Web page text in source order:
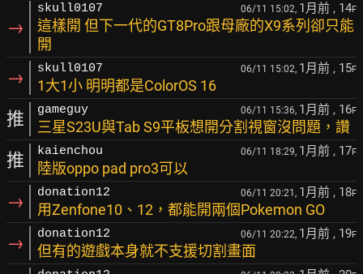
→
skull0107 06/11 15:02, 1月前 , 14F
這樣開 但下一代的GT8Pro跟母廠的X9系列卻只能
開
→ skull0107 06/11 15:02, 1月前 , 15F
1大1小 明明都是ColorOS 16
推 gameguy 06/11 15:36, 1月前 , 16F
三星S23U與Tab S9平板想開分割視窗沒問題，讚
推 kaienchou 06/11 18:29, 1月前 , 17F
陸版oppo pad pro3可以
→ donation12 06/11 20:21, 1月前 , 18F
用Zenfone10、12，都能開兩個Pokemon GO
→ donation12 06/11 20:22, 1月前 , 19F
但有的遊戲本身就不支援切割畫面